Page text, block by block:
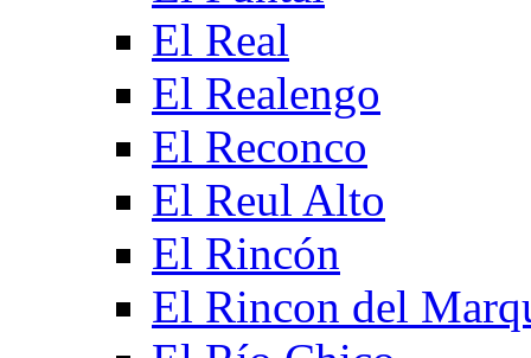
El Real
El Realengo
El Reconco
El Reul Alto
El Rincón
El Rincon del